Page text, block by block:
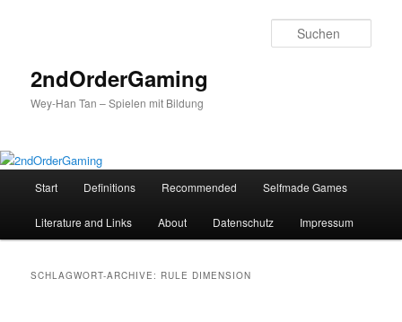
2ndOrderGaming
Wey-Han Tan – Spielen mit Bildung
Zum
Inhalt
Zum
sekundären
Start Definitions Recommended Selfmade Games
Literature and Links About Datenschutz Impressum
SCHLAGWORT-ARCHIVE: RULE DIMENSION